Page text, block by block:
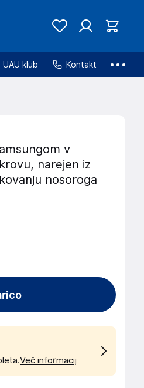
UAU klub Kontakt
v
narejen iz
nosoroga
Več informacij